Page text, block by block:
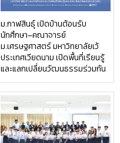
ม.กาฬสินธุ์ เปิดบ้านต้อนรับ
นักศึกษา–คณาจารย์
ม.เศรษฐศาสตร์ มหาวิทยาลัยเว้
ประเทศเวียดนาม เปิดพื้นที่เรียนรู้
และแลกเปลี่ยนวัฒนธรรมร่วมกัน